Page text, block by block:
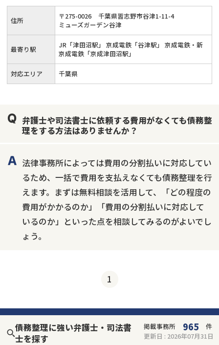
住所 〒275-0026
千葉県習志野市谷津1-11-4
ミューズガーデン谷津
最寄り駅
JR「津田沼駅」 京成電鉄「谷津駅」 京成電鉄・新
京成電鉄「京成津田沼駅」
対応エリア 千葉県
弁護士や司法書士に依頼する費用がなくても債務整
理をする方法はありませんか？
法律事務所によっては費用の分割払いに対応してい
るため、一括で費用を支払えなくても債務整理を行
えます。まずは無料相談を活用して、「どの程度の
費用がかかるのか」「費用の分割払いに対応して
いるのか」といった点を相談してみるのがよいでし
ょう。
1
債務整理に強い弁護士・司法書
士を探す
掲載事務所 965
件
更新日 : 2026年07月31日